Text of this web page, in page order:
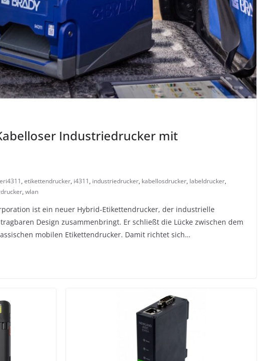
Industriedrucker mit
, etikettendrucker, i4311, industriedrucker, kabellosdrucker, labeldrucker,
, wlan
ist ein neuer Hybrid-Etikettendrucker, der industrielle
Design zusammenbringt. Er schließt die Lücke zwischen dem
mobilen Etikettendrucker. Damit richtet sich…